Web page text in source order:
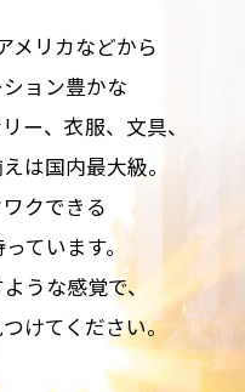
メリカなどから
ョン豊かな
ー、衣服、文具、
は国内最大級。
クできる
ています。
うな感覚で、
けてください。